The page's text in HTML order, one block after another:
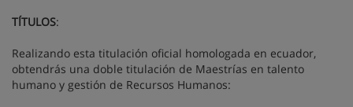
TÍTULOS:
Realizando esta titulación oficial homologada en ecuador,
obtendrás una doble titulación de Maestrías en talento
humano y gestión de Recursos Humanos: